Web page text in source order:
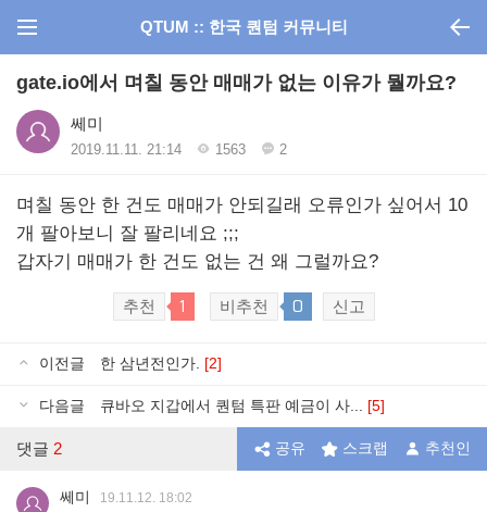
QTUM :: 한국 퀀텀 커뮤니티
gate.io에서 며칠 동안 매매가 없는 이유가 뭘까요?
쎄미
2019.11.11. 21:14 1563 2
며칠 동안 한 건도 매매가 안되길래 오류인가 싶어서 10
개 팔아보니 잘 팔리네요 ;;;
갑자기 매매가 한 건도 없는 건 왜 그럴까요?
추천 1 비추천 0 신고
이전글 한 삼년전인가. [2]
다음글 큐바오 지갑에서 퀀텀 특판 예금이 사... [5]
댓글 2 공유 스크랩 추천인
쎄미 19.11.12. 18:02